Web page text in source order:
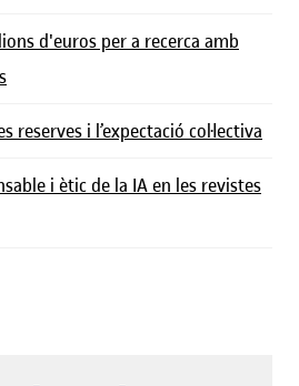
d'euros per a recerca amb
reserves i l’expectació col·lectiva
i ètic de la IA en les revistes